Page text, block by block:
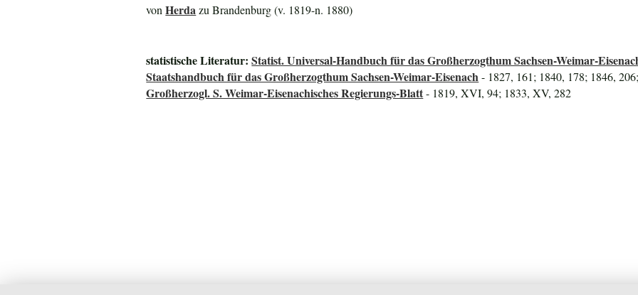
vonHerda zu Brandenburg (v. 1819-n. 1880)
statistische Literatur:Statist. Universal-Handbuch für das Großherzogthum Sachsen-Weimar-
Staatshandbuch für das Großherzogthum Sachsen-Weimar-Eisenach- 1827, 161; 1840, 178; 1846,
Großherzogl. S. Weimar-Eisenachisches Regierungs-Blatt- 1819, XVI, 94; 1833, XV, 282